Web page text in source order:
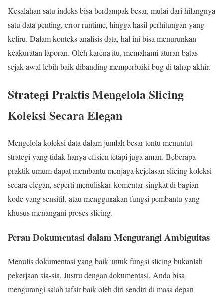
Kesalahan satu indeks bisa berdampak besar, mulai dari hilangnya
satu data penting, error runtime, hingga hasil perhitungan yang
keliru. Dalam konteks analisis data, hal ini bisa menurunkan
keakuratan laporan. Oleh karena itu, memahami aturan batas
sejak awal lebih baik dibanding memperbaiki bug di tahap akhir.
Strategi Praktis Mengelola Slicing
Koleksi Secara Elegan
Mengelola koleksi data dalam jumlah besar tentu menuntut
strategi yang tidak hanya efisien tetapi juga aman. Beberapa
praktik umum dapat membantu menjaga kejelasan slicing koleksi
secara elegan, seperti menuliskan komentar singkat di bagian
kode yang sensitif, atau menggunakan fungsi pembantu yang
khusus menangani proses slicing.
Peran Dokumentasi dalam Mengurangi Ambiguitas
Menulis dokumentasi yang baik untuk fungsi slicing bukanlah
pekerjaan sia-sia. Justru dengan dokumentasi, Anda bisa
mengurangi salah tafsir baik oleh diri sendiri di masa depan